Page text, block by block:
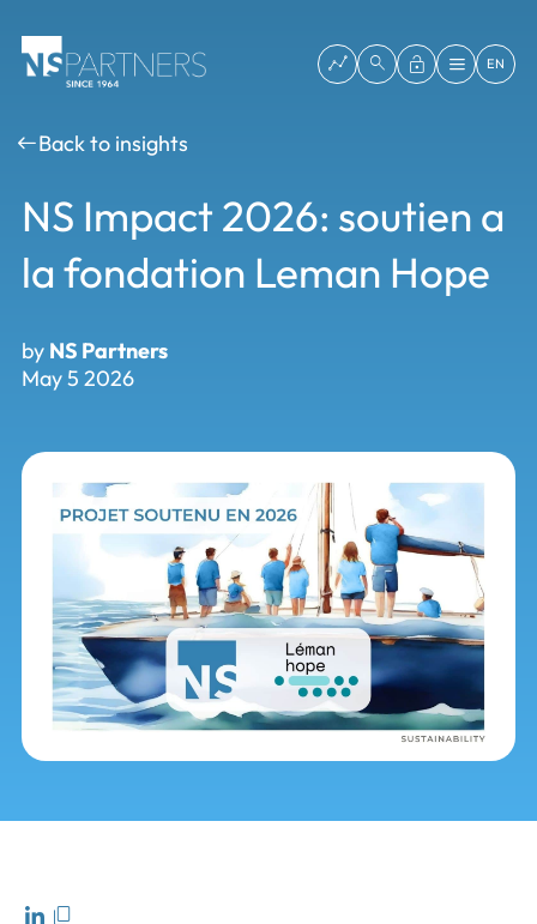
EN
Back to insights
NS Impact 2026: soutien a
la fondation Leman Hope
by NS Partners
May 5 2026